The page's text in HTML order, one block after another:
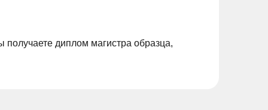
диплом магистра образца,